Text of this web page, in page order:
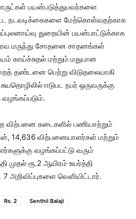
பயன்படுத்துபவர்களை
நடவடிக்கைகளை மேற்கொள்வதற்காக
துறையின் பயன்பாட்டுக்காக
மருந்து சோதனை சாதனங்கள்
காய்ச்சுதல் மற்றும் மதுபான
தண்டனை பெற்று விடுதலையாகி
ஈடுபட நபர் ஒருவருக்கு
வழங்கப்படும்.
விற்பனை கடைகளில் பணியாற்றும்
14,636 விற்பனையாளர்கள் மற்றும்
வழங்கப்பட்டு வரும்
முதல் ரூ.2 ஆயிரம் உயர்த்தி
அறிவிப்புகளை வெளியிட்டார்.
Rs. 2
Senthil Balaji